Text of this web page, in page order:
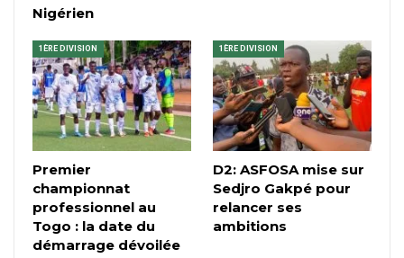
Nigérien
1ÈRE DIVISION
Premier
championnat
professionnel au
Togo : la date du
démarrage dévoilée
1ÈRE DIVISION
D2: ASFOSA mise sur
Sedjro Gakpé pour
relancer ses
ambitions